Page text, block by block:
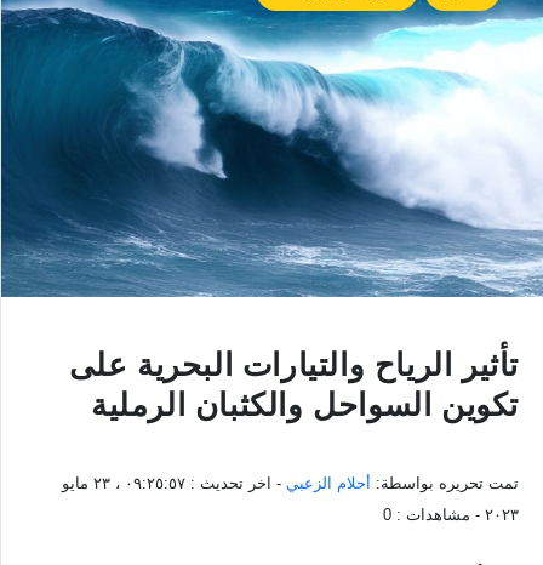
تأثير الرياح والتيارات البحرية على
تكوين السواحل والكثبان الرملية
تمت تحريره بواسطة: أحلام الزعبي - اخر تحديث :
٠٩:٢٥:٥٧ ، ٢٣ مايو
٢٠٢٣ - مشاهدات : 0